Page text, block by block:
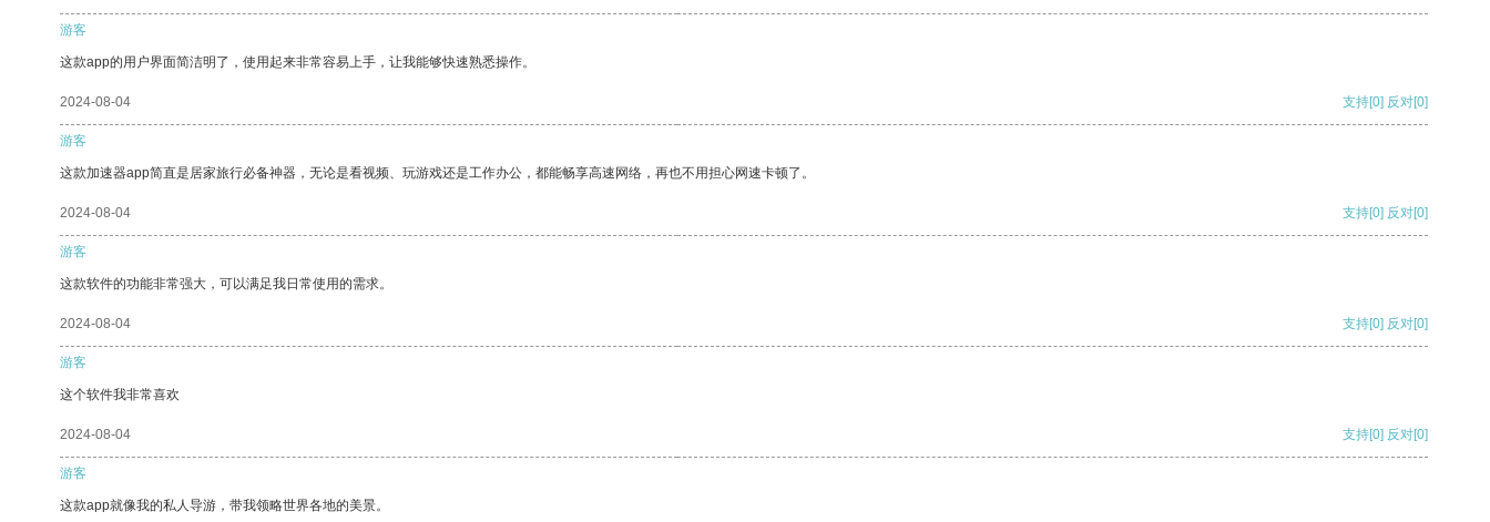
游客
这款app的用户界面简洁明了，使用起来非常容易上手，让我能够快速熟悉操作。
2024-08-04 支持[0] 反对[0]
游客
这款加速器app简直是居家旅行必备神器，无论是看视频、玩游戏还是工作办公，都能畅享高速网络，再也不用担心网速卡顿了。
2024-08-04 支持[0] 反对[0]
游客
这款软件的功能非常强大，可以满足我日常使用的需求。
2024-08-04 支持[0] 反对[0]
游客
这个软件我非常喜欢
2024-08-04 支持[0] 反对[0]
游客
这款app就像我的私人导游，带我领略世界各地的美景。